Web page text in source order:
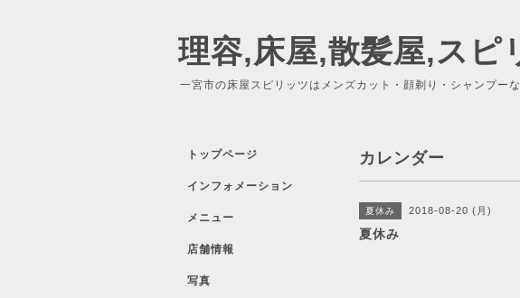
理容,床屋,散髪屋,スピ
一宮市の床屋スピリッツはメンズカット・顔剃り・シャンプー
カレンダー
夏休み 2018-08-20 (月)
夏休み
トップページ
インフォメーション
メニュー
店舗情報
写真